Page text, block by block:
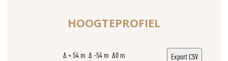
HOOGTEPROFIEL
Δ + 54 m Δ -54 m Δ0 m Export CSV